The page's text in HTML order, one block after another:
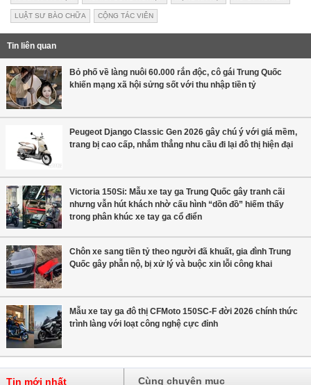
LUẬT SƯ BÀO CHỮA CỘNG TÁC VIÊN
Tin liên quan
Bỏ phố về làng nuôi 60.000 rắn độc, cô gái Trung Quốc
khiến mạng xã hội sửng sốt với thu nhập tiền tỷ
Peugeot Django Classic Gen 2026 gây chú ý với giá mềm,
trang bị cao cấp, nhắm thẳng nhu cầu đi lại đô thị hiện đại
Victoria 150Si: Mẫu xe tay ga Trung Quốc gây tranh cãi
nhưng vẫn hút khách nhờ cấu hình “dồn đồ” hiếm thấy
trong phân khúc xe tay ga cổ điển
Chôn xe sang tiền tỷ theo người đã khuất, gia đình Trung
Quốc gây phẫn nộ, bị xử lý và buộc xin lỗi công khai
Mẫu xe tay ga đô thị CFMoto 150SC-F đời 2026 chính thức
trình làng với loạt công nghệ cực đỉnh
Tin mới nhất Cùng chuyên mục